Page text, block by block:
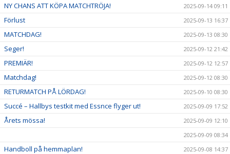
NY CHANS ATT KÖPA MATCHTRÖJA! 2025-09-14 09:11
Förlust 2025-09-13 16:37
MATCHDAG! 2025-09-13 08:30
Seger! 2025-09-12 21:42
PREMIÄR! 2025-09-12 12:57
Matchdag! 2025-09-12 08:30
RETURMATCH PÅ LÖRDAG! 2025-09-10 08:30
Succé – Hallbys testkit med Essnce flyger ut! 2025-09-09 17:52
Årets mössa!
2025-09-09 12:10
2025-09-09 08:34
Handboll på hemmaplan! 2025-09-08 14:37